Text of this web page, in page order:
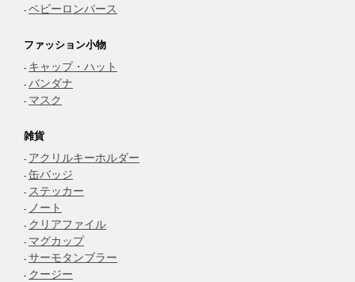
ベビーロンパース
ファッション小物
キャップ・ハット
バンダナ
マスク
雑貨
アクリルキーホルダー
缶バッジ
ステッカー
ノート
クリアファイル
マグカップ
サーモタンブラー
クージー